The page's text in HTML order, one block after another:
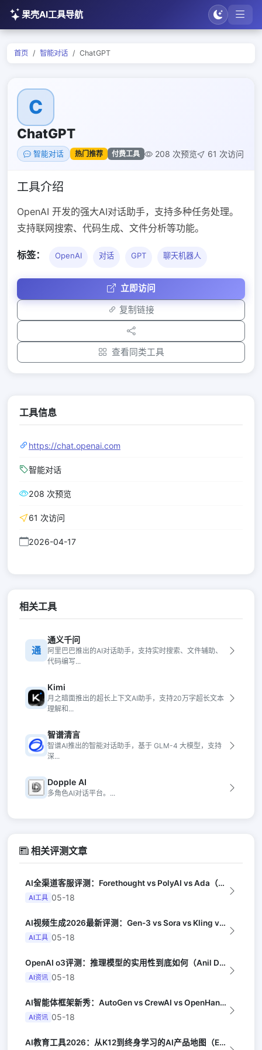
果壳AI工具导航
首页 智能对话 ChatGPT
C
ChatGPT
智能对话 热门推荐 付费工具 208 次预览 61 次访问
工具介绍
OpenAI 开发的强大AI对话助手，支持多种任务处理。
支持联网搜索、代码生成、文件分析等功能。
标签： OpenAI 对话 GPT 聊天机器人
立即访问
复制链接
查看同类工具
工具信息
https://chat.openai.com
智能对话
208 次预览
61 次访问
2026-04-17
相关工具
通
通义千问
阿里巴巴推出的AI对话助手，支持实时搜索、文件辅助、
代码编写...
Kimi
月之暗面推出的超长上下文AI助手，支持20万字超长文本
理解和...
智谱清言
智谱AI推出的智能对话助手，基于 GLM-4 大模型，支持
深...
Dopple AI
多角色AI对话平台。...
相关评测文章
AI全渠道客服评测：Forethought vs PolyAI vs Ada（G...
AI工具 05-18
AI视频生成2026最新评测：Gen-3 vs Sora vs Kling vs...
AI工具 05-18
OpenAI o3评测：推理模型的实用性到底如何（Anil Dash）
AI资讯 05-18
AI智能体框架新秀：AutoGen vs CrewAI vs OpenHands...
AI资讯 05-18
AI教育工具2026：从K12到终身学习的AI产品地图（EdSurge）